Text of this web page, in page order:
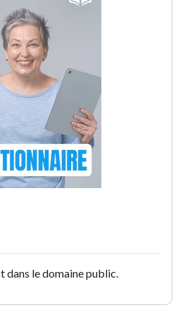
dans le domaine public.